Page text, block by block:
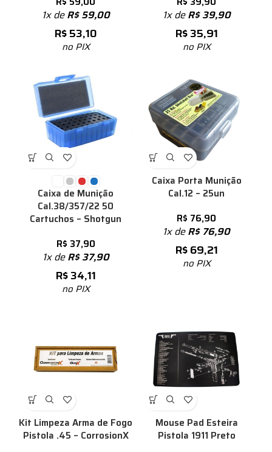
1x deR$59,00
R$53,10
no PIX
1x deR$39,90
R$35,91
no PIX
Caixa de Munição
Cal.38/357/22 50
Cartuchos – Shotgun
R$ 37,90
1x deR$37,90
R$34,11
no PIX
Caixa Porta Munição
Cal.12 – 25un
R$ 76,90
1x deR$76,90
R$69,21
no PIX
Kit Limpeza Arma de Fogo
Pistola .45 – CorrosionX
Mouse Pad Esteira
Pistola 1911 Preto